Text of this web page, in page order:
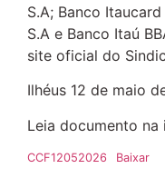
S.A; Banco
S.A e Banco Itaú
site oficial do
Ilhéus 12 de maio
Leia documento na
CCF12052026 Baixar